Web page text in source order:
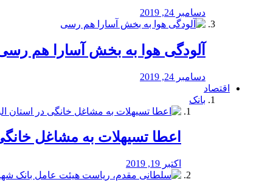
دسامبر 24, 2019
آلودگی هوا به بخش آسارا هم
دسامبر 24, 2019
اقتصاد
بانک
️اعطا تسیهلات به مشاغل
اکتبر 19, 2019